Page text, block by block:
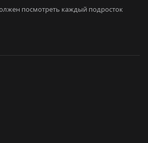
посмотреть каждый подросток